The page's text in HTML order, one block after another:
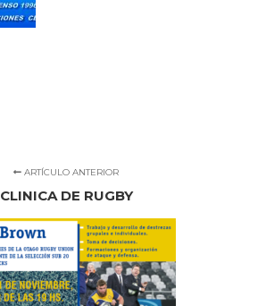
ARTÍCULO ANTERIOR
CLINICA DE RUGBY